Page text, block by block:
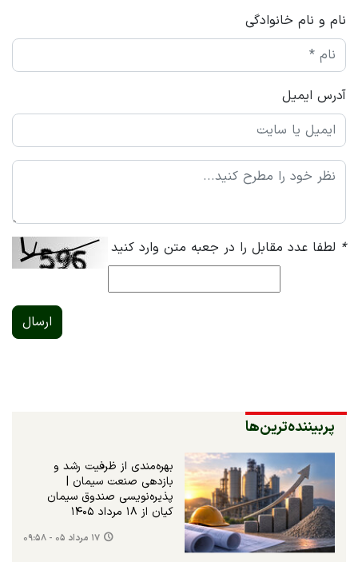
نام و نام خانوادگی
آدرس ایمیل
* لطفا عدد مقابل را در جعبه متن وارد کنید
ارسال
پربیننده‌ترین‌ها
بهره‌مندی از ظرفیت رشد و
بازدهی صنعت سیمان |
پذیره‌نویسی صندوق سیمان
کیان از ۱۸ مرداد ۱۴۰۵
۱۷ مرداد ۰۵ - ۰۹:۵۸